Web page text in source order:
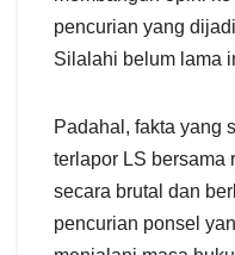
pencurian yang
Silalahi belum lama
Padahal, fakta yang
terlapor LS bersama
secara brutal dan
pencurian ponsel